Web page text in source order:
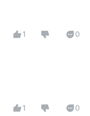
1 0
1 0